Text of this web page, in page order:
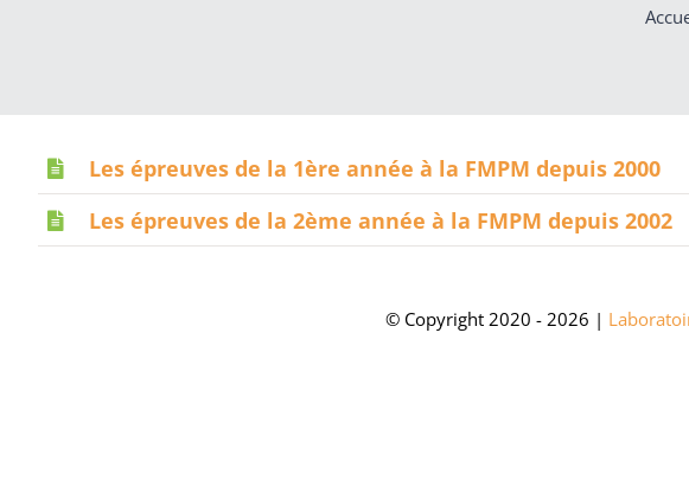
Les épreuves de la 1ère année à la FMPM depuis 2000
Les épreuves de la 2ème année à la FMPM depuis 2002
© Copyright 2020 - 2026 |